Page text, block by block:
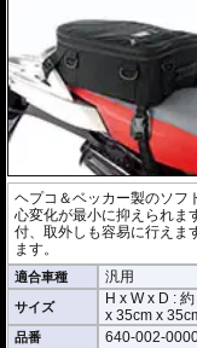
ヘプコ＆ベッカー製のソフ
心変化が最小に抑えられま
付、取外しも容易に行えま
ます。
適合車種 汎用
サイズ H x W x D : 約
x35cm x
品番 640-002-